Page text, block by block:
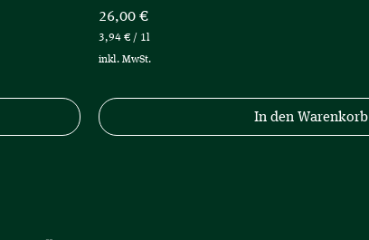
Preis
26,00 €
3,94 € / 1l
€
inkl. MwSt.
In den Warenkorb